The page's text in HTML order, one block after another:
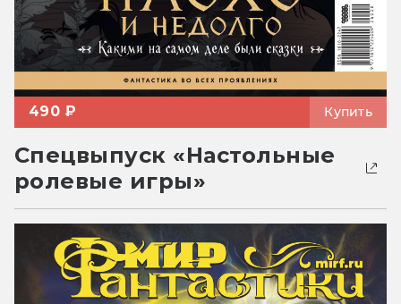
490 ₽ Купить
Спецвыпуск «Настольные
ролевые игры»